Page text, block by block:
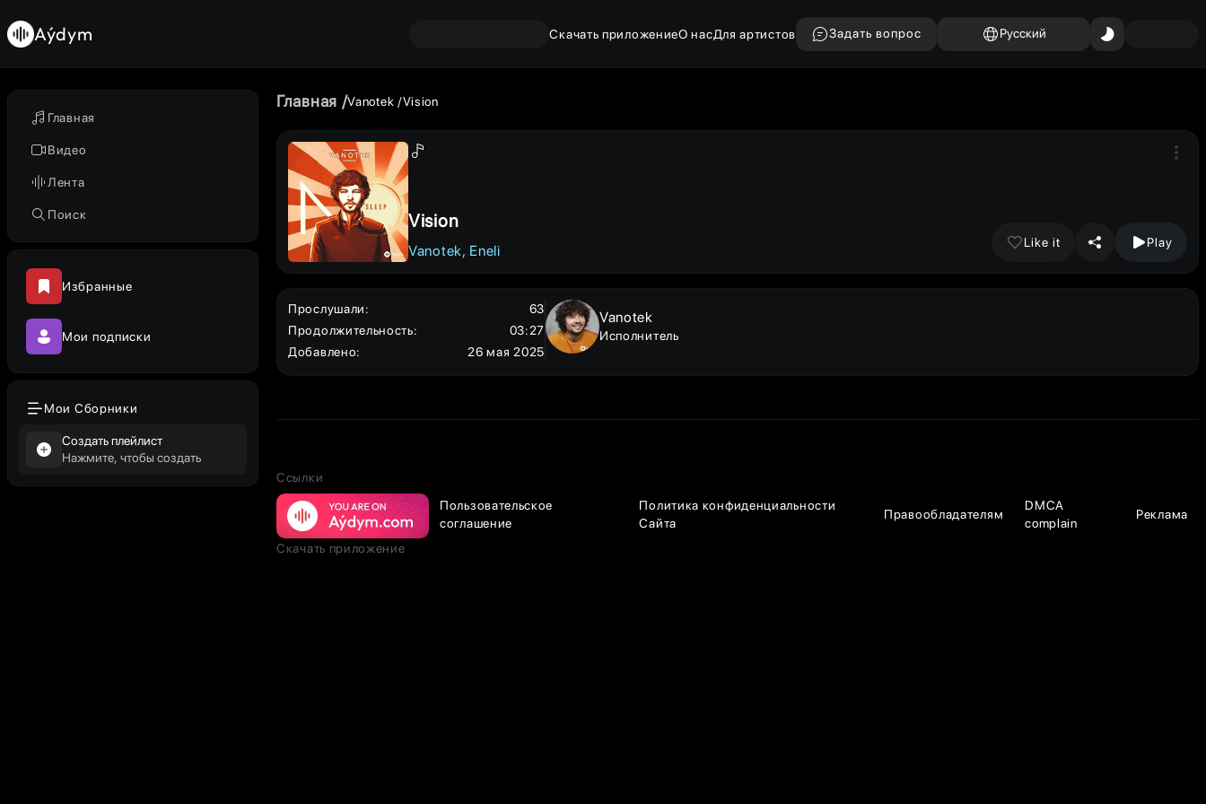
Главная
Видео
Лента
Поиск
Избранные
Мои подписки
Мои Сборники
Создать плейлист
Нажмите, чтобы создать
Aýdym Скачать приложениеО насДля артистов Задать вопрос Русский
Главная Vanotek Vision
Vision
Vanotek Eneli
Like it Play
Прослушали:
63
Продолжительность:
03:27
Добавлено: 26 мая 2025
Vanotek
Исполнитель
Ссылки
Пользовательское
соглашение
Политика конфиденциальности
Сайта
Правообладателям
DMCA
complain
Реклама
Скачать приложение